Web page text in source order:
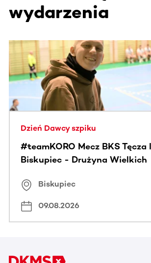
wydarzenia
Ta sekcja zawiera treści przewijane
Dzień Dawcy szpiku
#teamKORO Mecz BKS Tęcza
Biskupiec - Drużyna Wielkich
Biskupiec
09.08.2026